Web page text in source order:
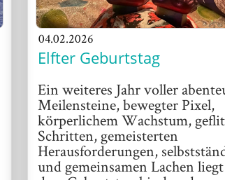
04.02.2026
Elfter Geburtstag
Ein weiteres Jahr voller
Meilensteine, bewegter Pixel,
körperlichem Wachstum,
Schritten, gemeisterten
Herausforderungen,
und gemeinsamen Lachen